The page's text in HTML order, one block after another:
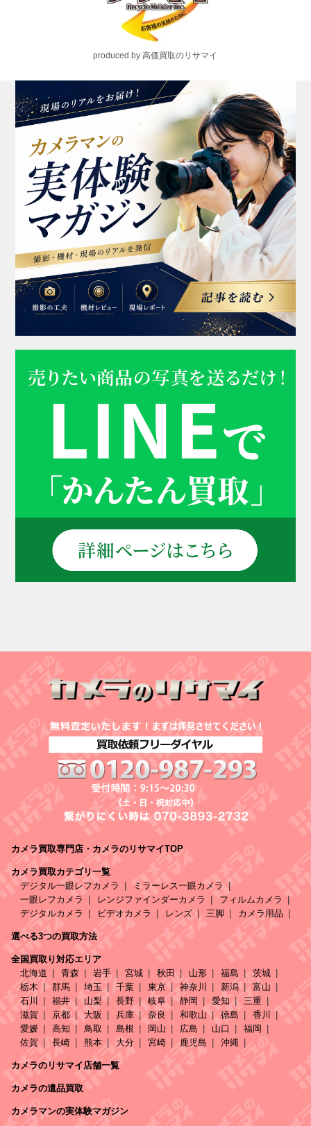
produced by 高価買取のリサマイ
カメラ買取専門店・カメラのリサマイTOP
カメラ買取カテゴリ一覧
デジタル一眼レフカメラ
ミラーレス一眼カメラ
一眼レフカメラ
レンジファインダーカメラ
フィルムカメラ
デジタルカメラ
ビデオカメラ レンズ 三脚 カメラ用品
選べる3つの買取方法
全国買取り対応エリア
北海道
青森 岩手 宮城 秋田 山形 福島
茨城
栃木
群馬 埼玉 千葉 東京 神奈川 新潟
富山
石川
福井 山梨 長野 岐阜 静岡 愛知
三重
滋賀
京都 大阪 兵庫 奈良 和歌山 徳島
香川
愛媛
高知 鳥取 島根 岡山 広島 山口
福岡
佐賀
長崎 熊本 大分 宮崎 鹿児島 沖縄
カメラのリサマイ店舗一覧
カメラの遺品買取
カメラマンの実体験マガジン